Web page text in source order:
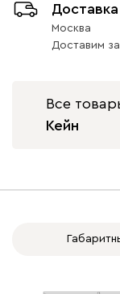
Москва
Доставим за
Все
Кейн